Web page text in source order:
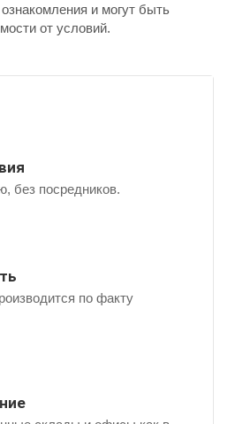
и могут быть
от условий.
без посредников.
по факту